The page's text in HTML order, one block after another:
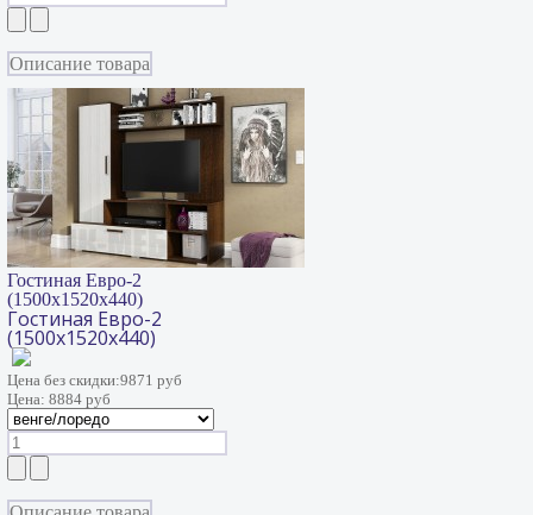
Описание товара
Гостиная Евро-2
(1500х1520х440)
Гостиная Евро-2
(1500х1520х440)
Цена без скидки:9871 руб
Цена: 8884 руб